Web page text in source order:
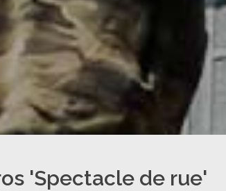
'Spectacle de rue'